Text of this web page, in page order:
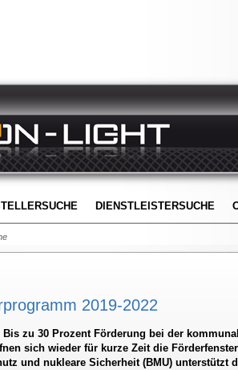
DIENSTLEISTERSUCHE
2019-2022
Bis zu 30 Prozent Förderung bei der
sich wieder für kurze Zeit die
und nukleare Sicherheit (BMU) unterstützt